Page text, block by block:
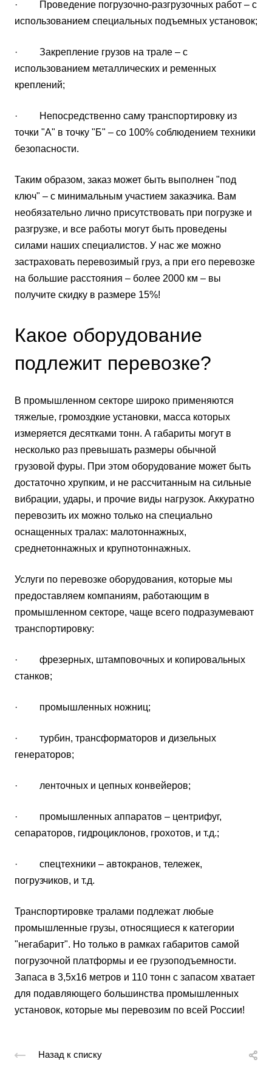
· Проведение погрузочно-разгрузочных работ – с
использованием специальных подъемных установок;
· Закрепление грузов на трале – с
использованием металлических и ременных
креплений;
· Непосредственно саму транспортировку из
точки "А" в точку "Б" – со 100% соблюдением техники
безопасности.
Таким образом, заказ может быть выполнен "под
ключ" – с минимальным участием заказчика. Вам
необязательно лично присутствовать при погрузке и
разгрузке, и все работы могут быть проведены
силами наших специалистов. У нас же можно
застраховать перевозимый груз, а при его перевозке
на большие расстояния – более 2000 км – вы
получите скидку в размере 15%!
Какое оборудование
подлежит перевозке?
В промышленном секторе широко применяются
тяжелые, громоздкие установки, масса которых
измеряется десятками тонн. А габариты могут в
несколько раз превышать размеры обычной
грузовой фуры. При этом оборудование может быть
достаточно хрупким, и не рассчитанным на сильные
вибрации, удары, и прочие виды нагрузок. Аккуратно
перевозить их можно только на специально
оснащенных тралах: малотоннажных,
среднетоннажных и крупнотоннажных.
Услуги по перевозке оборудования, которые мы
предоставляем компаниям, работающим в
промышленном секторе, чаще всего подразумевают
транспортировку:
· фрезерных, штамповочных и копировальных
станков;
· промышленных ножниц;
· турбин, трансформаторов и дизельных
генераторов;
· ленточных и цепных конвейеров;
· промышленных аппаратов – центрифуг,
сепараторов, гидроциклонов, грохотов, и т.д.;
· спецтехники – автокранов, тележек,
погрузчиков, и т.д.
Транспортировке тралами подлежат любые
промышленные грузы, относящиеся к категории
"негабарит". Но только в рамках габаритов самой
погрузочной платформы и ее грузоподъемности.
Запаса в 3,5х16 метров и 110 тонн с запасом хватает
для подавляющего большинства промышленных
установок, которые мы перевозим по всей России!
Назад к списку